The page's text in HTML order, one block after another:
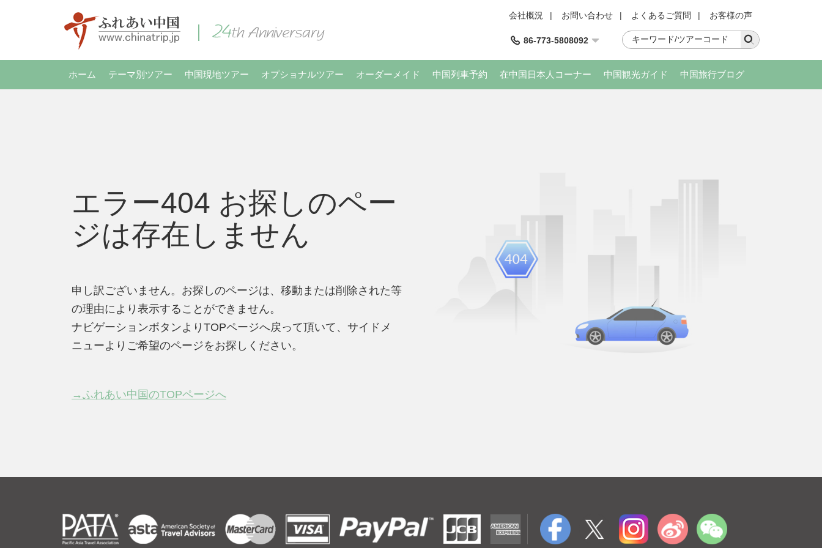
会社概況 | お問い合わせ | よくあるご質問 | お客様の声
86-773-5808092
ホーム テーマ別ツアー 中国現地ツアー オプショナルツアー オーダーメイド 中国列車予約 在中国日本人コーナー 中国観光ガイド 中国旅行ブログ
エラー404 お探しのペー
ジは存在しません
申し訳ございません。お探しのページは、移動または削除された等
の理由により表示することができません。
ナビゲーションボタンよりTOPページへ戻って頂いて、サイドメ
ニューよりご希望のページをお探しください。
→ふれあい中国のTOPページへ